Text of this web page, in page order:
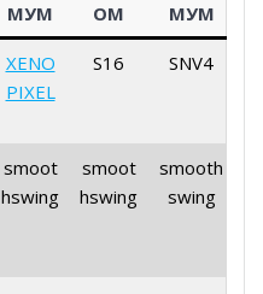
МУМ
ОМ
МУМ
XENO
PIXEL
S16 SNV4
smoot
hswing
smoot
hswing
smooth
swing